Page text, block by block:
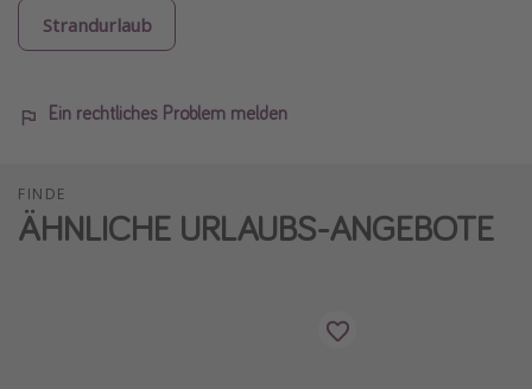
Strandurlaub
Ein rechtliches Problem melden
FINDE
ÄHNLICHE URLAUBS-ANGEBOTE